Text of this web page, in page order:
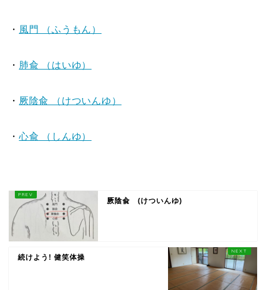
・ 風門 （ふうもん）
・ 肺兪 （はいゆ）
・ 厥陰兪 （けついんゆ）
・ 心兪 （しんゆ）
厥陰兪 (けついんゆ)
続けよう! 健笑体操